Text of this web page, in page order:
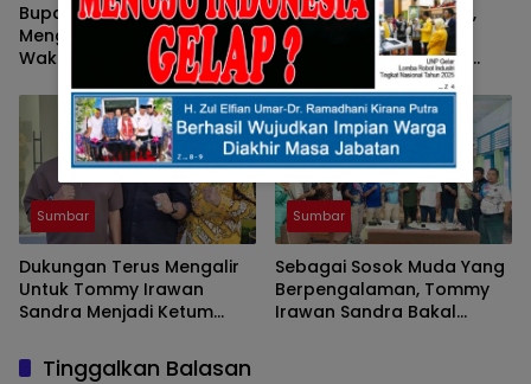
Bupati Welly Suhery
Menghadiri Konferensi
Wakaf Guna Pemahaman
Wakaf Produktif Di Tingkat
Nasional
Tommy Irawan Sandra,
Sosok Muda Yang
Berpengalaman Bakal
Nahkodai KONI Sumbar
Sumbar
Dukungan Terus Mengalir
Untuk Tommy Irawan
Sandra Menjadi Ketum
Sumbar
Sebagai Sosok Muda Yang
Berpengalaman, Tommy
Irawan Sandra Bakal
Tinggalkan Balasan